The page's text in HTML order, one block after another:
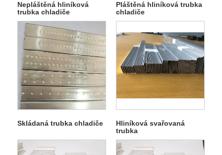
Nepláštěná hliníková
trubka chladiče
Pláštěná hliníková trubka
chladiče
Skládaná trubka chladiče
Hliníková svařovaná
trubka